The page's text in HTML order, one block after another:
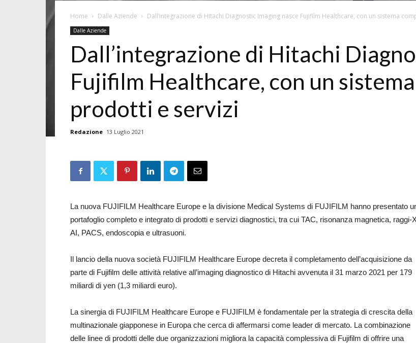
Home Dalle Aziende Dall’integrazione di Hitachi Diagnostic Imaging nasce Fujifilm Healthcare, con un sistema
Dalle Aziende
Dall’integrazione di Hitachi
Fujifilm Healthcare, con un
prodotti e servizi
Redazione 13 Luglio 2021
La nuova FUJIFILM Healthcare Europe e la divisione Medical Systems di FUJIFILM hanno presentato
portafoglio completo e integrato di prodotti e servizi diagnostici, tra cui TAC, risonanza magnetica, raggi-
AI, PACS, endoscopia e ultrasuoni.
Il lancio della nuova società FUJIFILM Healthcare Europe decreta il completamento dell’acquisizione da
parte di Fujifilm delle attività relative all’imaging diagnostico di Hitachi avvenuta il 31 marzo 2021 per 179
miliardi di yen (1,3 miliardi euro).
La sinergia di FUJIFILM Healthcare Europe e FUJIFILM è fondamentale per la strategia di crescita della
multinazionale giapponese in Europa che cerca di affermarsi come leader di mercato. La combinazione
delle linee di prodotti delle due organizzazioni migliora la capacità complessiva di Fujifilm di offrire una